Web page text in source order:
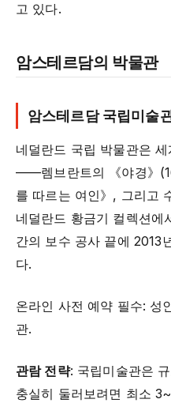
고 있다.
암스테르담의 박물관
암스테르담 국립미술
네덜란드 국립 박물관은
——렘브란트의 《야경》
를 따르는 여인》, 그리고
네덜란드 황금기 컬렉션
간의 보수 공사 끝에 2013
다.
온라인 사전 예약 필수: 성
관.
관람 전략: 국립미술관은
충실히 둘러보려면 최소